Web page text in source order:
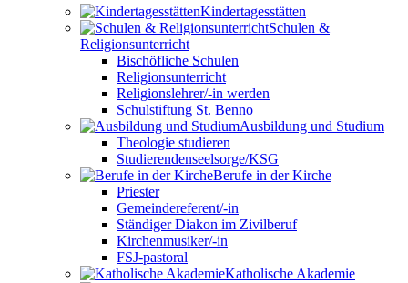
Kindertagesstätten
Schulen &
Religionsunterricht
Bischöfliche Schulen
Religionsunterricht
Religionslehrer/-in werden
Schulstiftung St. Benno
Ausbildung und Studium
Theologie studieren
Studierendenseelsorge/KSG
Berufe in der Kirche
Priester
Gemeindereferent/-in
Ständiger Diakon im Zivilberuf
Kirchenmusiker/-in
FSJ-pastoral
Katholische Akademie